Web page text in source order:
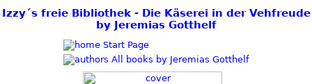
Izzy´s freie Bibliothek - Die Käserei in der Vehfreude
by Jeremias Gotthelf
Start Page
All books by Jeremias Gotthelf